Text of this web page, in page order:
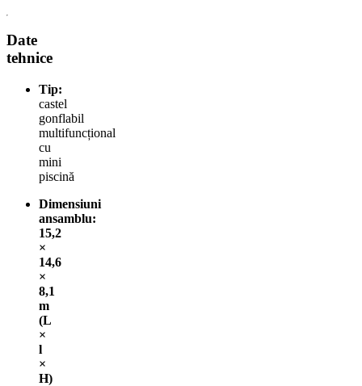
Date
tehnice
Tip:
castel
gonflabil
multifuncțional
cu
mini
piscină
Dimensiuni
ansamblu:
15,2
×
14,6
×
8,1
m
(L
×
l
×
H)